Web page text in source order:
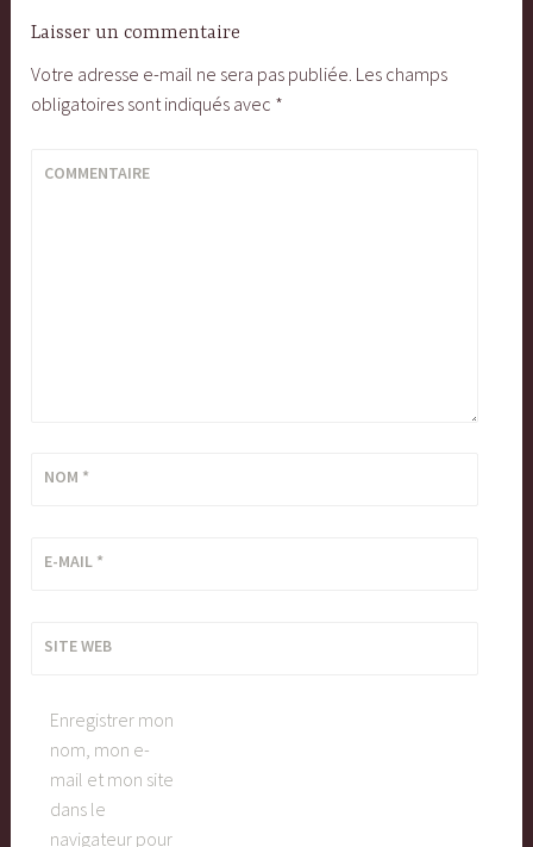
Laisser un commentaire
Votre adresse e-mail ne sera pas publiée. Les champs
obligatoires sont indiqués avec *
COMMENTAIRE
NOM *
E-MAIL *
SITE WEB
Enregistrer mon
nom, mon e-
mail et mon site
dans le
navigateur pour